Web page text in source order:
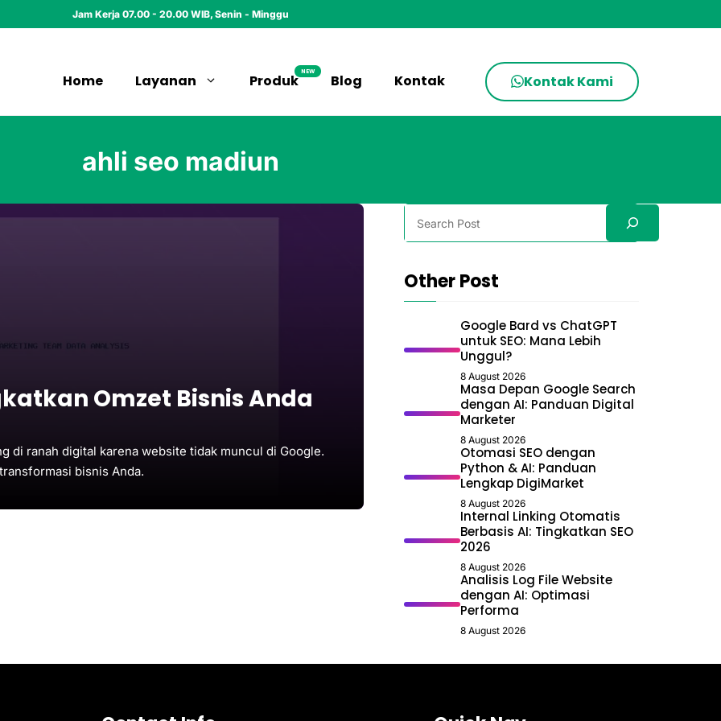
Jam Kerja 07.00 - 20.00 WIB, Senin - Minggu
Home Layanan Produk
NEW
Blog Kontak Kontak Kami
ahli seo madiun
Omzet Bisnis Anda
di ranah digital karena website tidak muncul di Google.
bisnis Anda.
Other Post
Google Bard vs ChatGPT
untuk SEO: Mana Lebih
Unggul?
8 August 2026
Masa Depan Google Search
dengan AI: Panduan Digital
Marketer
8 August 2026
Otomasi SEO dengan
Python & AI: Panduan
Lengkap DigiMarket
8 August 2026
Internal Linking Otomatis
Berbasis AI: Tingkatkan SEO
2026
8 August 2026
Analisis Log File Website
dengan AI: Optimasi
Performa
8 August 2026